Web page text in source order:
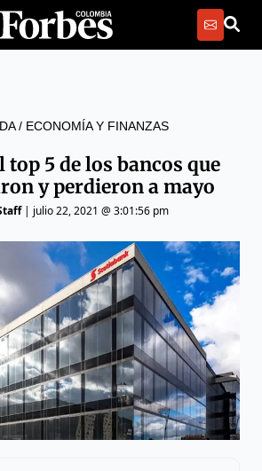
/ ECONOMÍA Y FINANZAS
top 5 de los bancos que
y perdieron a mayo
| julio 22, 2021 @ 3:01:56 pm